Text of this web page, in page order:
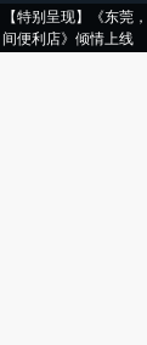
【特别呈现】《东莞
间便利店》倾情上线